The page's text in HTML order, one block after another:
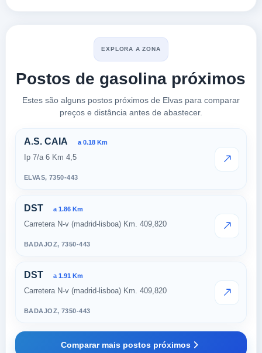
EXPLORA A ZONA
Postos de gasolina próximos
Estes são alguns postos próximos de Elvas para comparar
preços e distância antes de abastecer.
Postos próximos em Elvas
A.S. CAIA a 0.18 Km
Ip 7/a 6 Km 4,5
ELVAS,7350-443
VER
DST a 1.86 Km
Carretera N-v (madrid-lisboa) Km. 409,820
BADAJOZ, 7350-443
VER
DST a 1.91 Km
Carretera N-v (madrid-lisboa) Km. 409,820
BADAJOZ, 7350-443
VER
Comparar mais postos próximos